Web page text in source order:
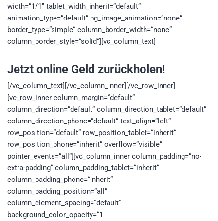
width=“1/1″ tablet_width_inherit=“default“
animation_type=“default“ bg_image_animation=“none“
border_type=“simple“ column_border_width=“none“
column_border_style=“solid“][vc_column_text]
Jetzt online Geld zurückholen!
[/vc_column_text][/vc_column_inner][/vc_row_inner]
[vc_row_inner column_margin=“default“
column_direction=“default“ column_direction_tablet=“default“
column_direction_phone=“default“ text_align=“left“
row_position=“default“ row_position_tablet=“inherit“
row_position_phone=“inherit“ overflow=“visible“
pointer_events=“all“][vc_column_inner column_padding=“no-
extra-padding“ column_padding_tablet=“inherit“
column_padding_phone=“inherit“
column_padding_position=“all“
column_element_spacing=“default“
background_color_opacity=“1″